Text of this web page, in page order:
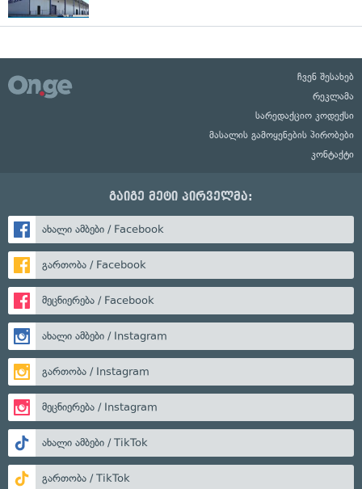
ჩვენ შესახებ
რეკლამა
სარედაქციო კოდექსი
მასალის გამოყენების პირობები
კონტაქტი
გაიგე მეტი პირველმა:
ახალი ამბები / Facebook
გართობა / Facebook
მეცნიერება / Facebook
ახალი ამბები / Instagram
გართობა / Instagram
მეცნიერება / Instagram
ახალი ამბები / TikTok
გართობა / TikTok